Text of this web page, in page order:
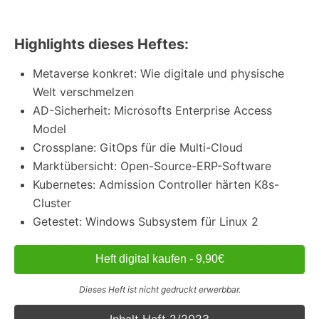
Highlights dieses Heftes:
Metaverse konkret: Wie digitale und physische
Welt verschmelzen
AD-Sicherheit: Microsofts Enterprise Access
Model
Crossplane: GitOps für die Multi-Cloud
Marktübersicht: Open-Source-ERP-Software
Kubernetes: Admission Controller härten K8s-
Cluster
Getestet: Windows Subsystem für Linux 2
Heft digital kaufen - 9,90€
Dieses Heft ist nicht gedruckt erwerbbar.